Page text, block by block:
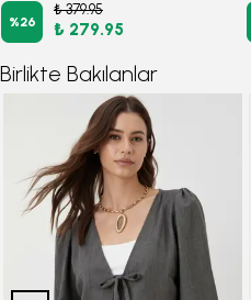
%26
₺ 379.95
₺ 279.95
Birlikte Bakılanlar